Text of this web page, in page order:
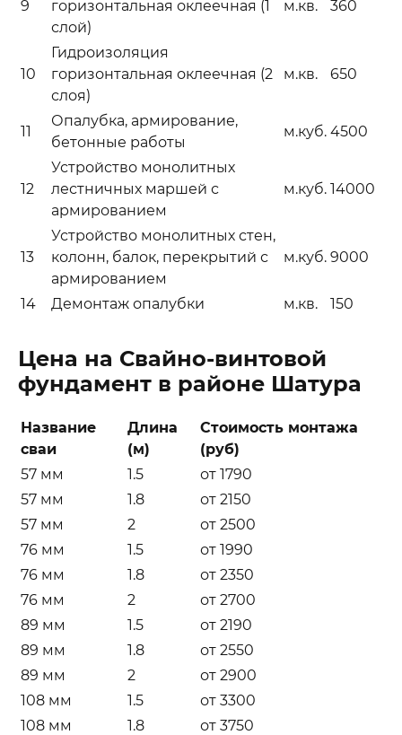
9
горизонтальная оклеечная (1
слой)
м.кв. 360
10
Гидроизоляция
горизонтальная оклеечная (2
слоя)
м.кв. 650
11
Опалубка, армирование,
бетонные работы
м.куб. 4500
12
Устройство монолитных
лестничных маршей с
армированием
м.куб. 14000
13
Устройство монолитных стен,
колонн, балок, перекрытий с
армированием
м.куб. 9000
14 Демонтаж опалубки м.кв. 150
Цена на Свайно-винтовой
фундамент в районе Шатура
Название
сваи
Длина
(м)
Стоимость монтажа
(руб)
57 мм
1.5
от 1790
57 мм
1.8
от 2150
57 мм
2
от 2500
76 мм
1.5
от 1990
76 мм
1.8
от 2350
76 мм
2
от 2700
89 мм
1.5
от 2190
89 мм
1.8
от 2550
89 мм
2
от 2900
108 мм
1.5
от 3300
108 мм
1.8
от 3750